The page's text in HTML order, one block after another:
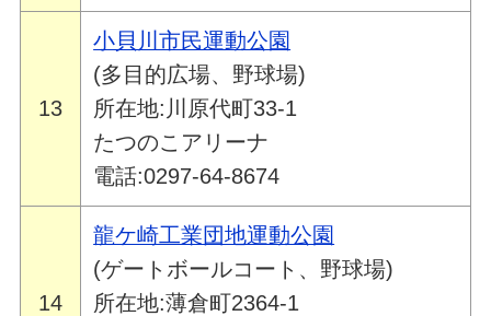
13
小貝川市民運動公園
(多目的広場、野球場)
所在地:川原代町33-1
たつのこアリーナ
電話:0297-64-8674
14
龍ケ崎工業団地運動公園
(ゲートボールコート、野球場)
所在地:薄倉町2364-1